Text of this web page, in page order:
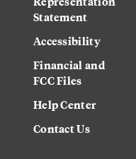
Statement
Accessibility
Financial and
FCC Files
Help Center
Contact Us